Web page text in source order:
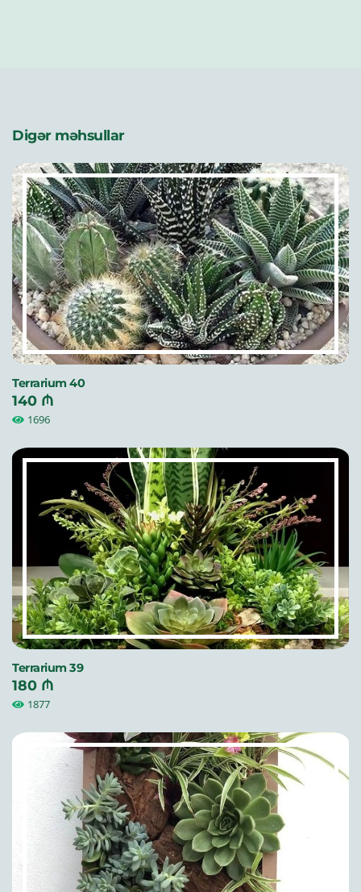
Digər məhsullar
Terrarium 40
140 ₼
1696
Terrarium 39
180 ₼
1877